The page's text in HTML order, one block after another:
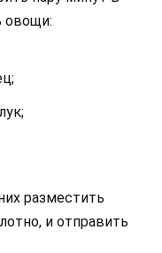
овощи:
разместить
и отправить